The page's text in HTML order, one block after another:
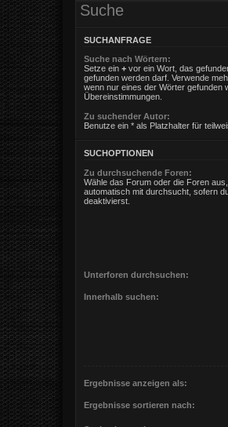
Suche
SUCHANFRAGE
Suche nach Wörtern:
Setze ein + vor ein Wort, das
gefunden werden darf. Verwende
wenn nur eines der Wörter gefunden
Übereinstimmungen.
Zu suchender Autor:
Benutze ein * als Platzhalter für
SUCHOPTIONEN
Zu durchsuchende Foren:
Wähle das Forum oder die Foren
automatisch mit durchsucht, sofern
deaktivierst.
Unterforen durchsuchen:
Innerhalb suchen:
Ergebnisse anzeigen als:
Ergebnisse sortieren nach: